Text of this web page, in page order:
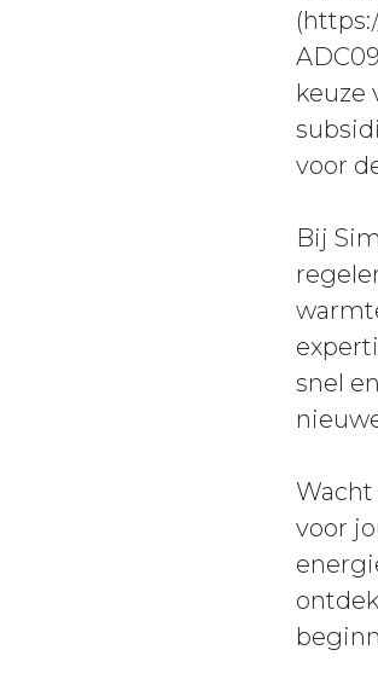
keuze
voor
Bij
snel
voor